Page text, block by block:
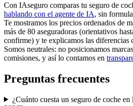
Con IAseguro comparas tu seguro de
hablando con el agente de IA, sin
Te mostramos los precios ordenados de
más de 80 aseguradoras (orientativos
confirme) y te explicamos las diferencias
Somos neutrales: no posicionamos
comisiones, y así lo contamos en
Preguntas frecuentes
¿Cuánto cuesta un seguro de coche